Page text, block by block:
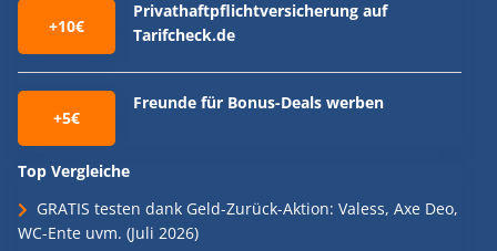
+10€
Privathaftpflichtversicherung auf
Tarifcheck.de
+5€
Freunde für Bonus-Deals werben
Top Vergleiche
GRATIS testen dank Geld-Zurück-Aktion: Valess, Axe Deo,
WC-Ente uvm. (Juli 2026)